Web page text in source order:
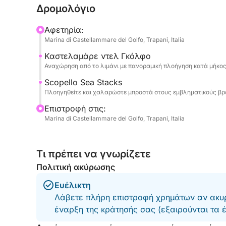
μια ξεχωριστή στιγμή μακριά από τα πλήθη,
ηλιοβασίλεμα. Το ευρύχωρο σκάφος σας
άνεση, χαλαρώνοντας, ακούγοντας μουσική
Κατά τη διάρκεια της περιήγησης, θα μπορείτε
περιοχής για να απολαύσετε τη θάλασσα τις
αναψυκτικά περιλαμβάνονται στο πλοίο για να
και ευχάριστη ατμόσφαιρα.
οπτική γωνία, περιτριγυρισμένη από θάλασσα,
ηλιοβασιλέματος της Σικελίας.
Για τυχόν προσαρμογές ή ειδικά αιτήματα,
ιδιοκτήτη μέσω συνομιλίας.
Δρομολόγιο
Αφετηρία:
Marina di Castellammare del Golfo, Trapani, Italia
Καστελαμάρε ντελ Γκόλφο
Αναχώρηση από το λιμάνι με πανοραμική πλοήγηση κατά
Scopello Sea Stacks
Πλοηγηθείτε και χαλαρώστε μπροστά στους εμβληματικούς
Επιστροφή στις:
Marina di Castellammare del Golfo, Trapani, Italia
Τι πρέπει να γνωρίζετε
Πολιτική ακύρωσης
Ευέλικτη
Λάβετε πλήρη επιστροφή χρημάτων αν
έναρξη της κράτησής σας (εξαιρούνται τα